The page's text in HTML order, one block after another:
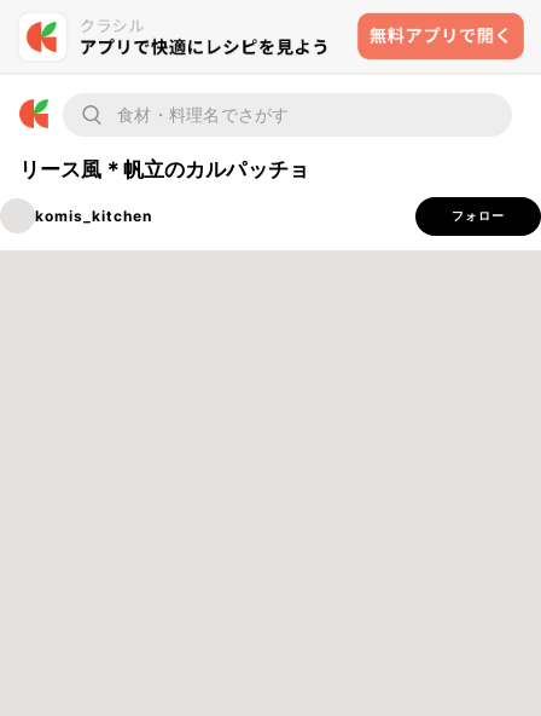
リース風＊帆立のカルパッチョ
komis_kitchen フォロー